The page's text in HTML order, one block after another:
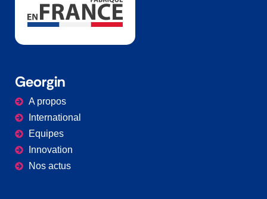
Georgin
A propos
International
Equipes
Innovation
Nos actus